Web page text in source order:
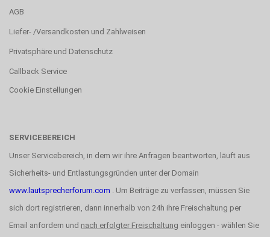
AGB
Liefer- /Versandkosten und Zahlweisen
Privatsphäre und Datenschutz
Callback Service
Cookie Einstellungen
SERVICEBEREICH
Unser Servicebereich, in dem wir ihre Anfragen beantworten, läuft aus
Sicherheits- und Entlastungsgründen unter der Domain
www.lautsprecherforum.com . Um Beiträge zu verfassen, müssen Sie
sich dort registrieren, dann innerhalb von 24h ihre Freischaltung per
Email anfordern und nach erfolgter Freischaltung einloggen - wählen Sie